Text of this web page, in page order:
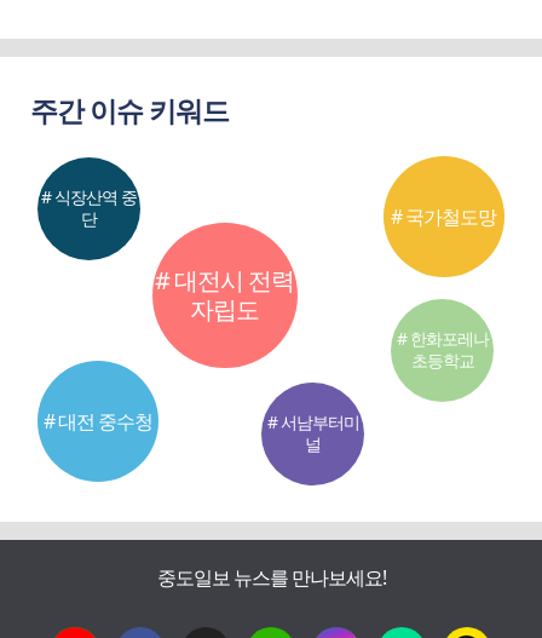
주간 이슈 키워드
# 대전시 전력
자립도
# 대전 중수청
# 국가철도망
# 식장산역 중
단
# 서남부터미
널
# 한화포레나
초등학교
중도일보 뉴스를 만나보세요!